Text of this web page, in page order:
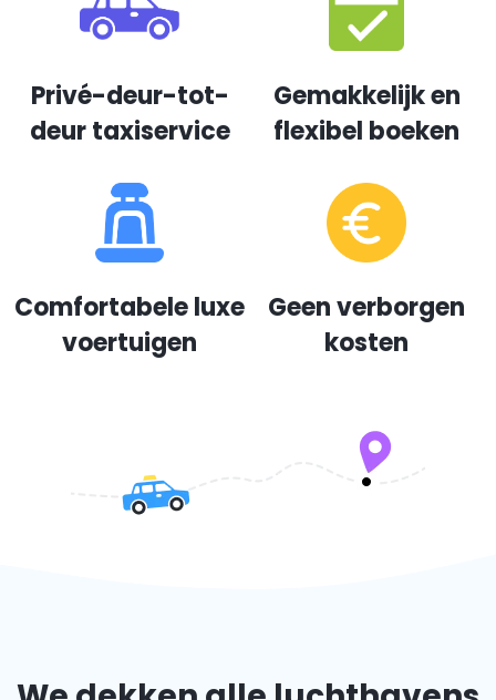
Privé-deur-tot-
deur taxiservice
Gemakkelijk en
flexibel boeken
Comfortabele luxe
voertuigen
Geen verborgen
kosten